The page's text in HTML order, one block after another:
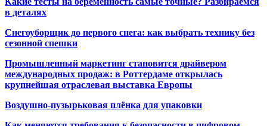
в деталях
Снегоуборщик до первого снега: как выбрать технику без
сезонной спешки
Промышленный маркетинг становится драйвером
международных продаж: в Роттердаме открылась
крупнейшая отраслевая выставка Европы
Воздушно-пузырьковая плёнка для упаковки